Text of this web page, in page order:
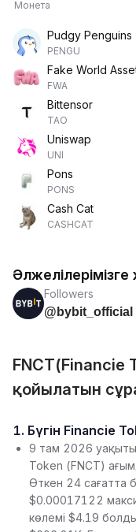
Монета
Pudgy Penguins
PENGU
Fake World
FWA
Bittensor
TAO
Uniswap
UNI
Pons
PONS
Cash Cat
CASHCAT
Followers
@bybit_official
FNCT(Financie
қойылатын
1. Бүгін Financie
9 там 2026
Token (FNCT)
Өткен 24 сағатта
$0.00017122
көлемі $4.19